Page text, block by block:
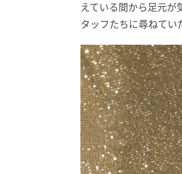
えている間から足元
タッフたちに尋ねてい